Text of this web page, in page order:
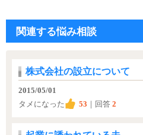
関連する悩み相談
株式会社の設立について
2015/05/01
タメになった
53 ｜回答 2